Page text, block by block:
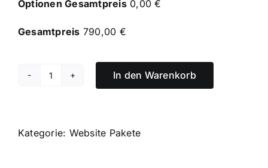
Optionen Gesamtpreis 0,00 €
Gesamtpreis 790,00 €
Website
Menge
In den Warenkorb
Kategorie: Website Pakete